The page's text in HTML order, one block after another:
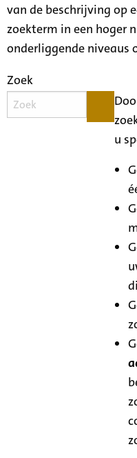
van de beschrijving op
zoekterm in een hoger
onderliggende niveaus
Zoek
u